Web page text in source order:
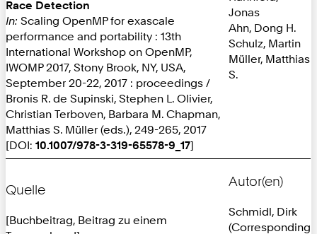
Race Detection
In: Scaling OpenMP for exascale
performance and portability : 13th
International Workshop on OpenMP,
IWOMP 2017, Stony Brook, NY, USA,
September 20-22, 2017 : proceedings /
Bronis R. de Supinski, Stephen L. Olivier,
Christian Terboven, Barbara M. Chapman,
Matthias S. Müller (eds.), 249-265, 2017
[DOI: 10.1007/978-3-319-65578-9_17]
Jonas
Ahn, Dong H.
Schulz, Martin
Müller, Matthias
S.
Quelle
[Buchbeitrag, Beitrag zu einem
Autor(en)
Schmidl, Dirk
(Corresponding